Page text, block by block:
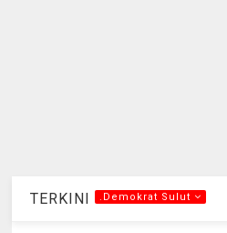
TERKINI .Demokrat Sulut